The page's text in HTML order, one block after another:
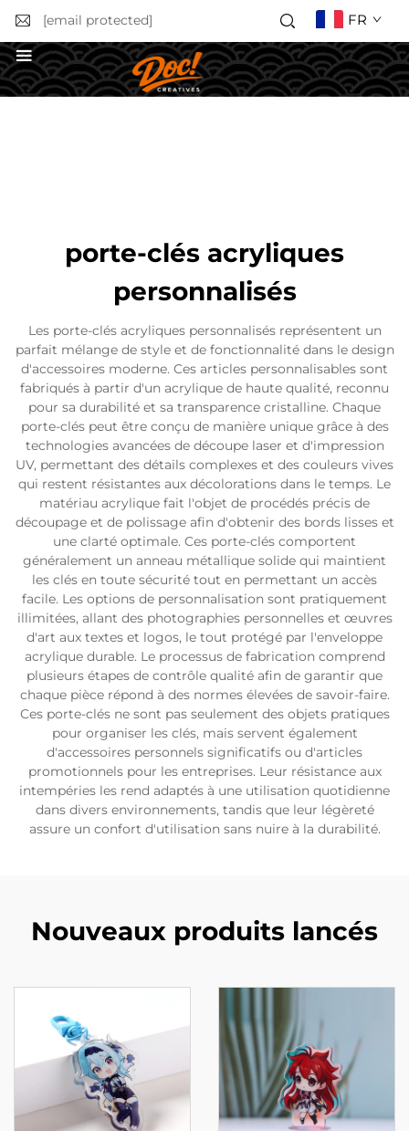
[email protected] FR
porte-clés acryliques
personnalisés
Les porte-clés acryliques personnalisés représentent un
parfait mélange de style et de fonctionnalité dans le design
d'accessoires moderne. Ces articles personnalisables sont
fabriqués à partir d'un acrylique de haute qualité, reconnu
pour sa durabilité et sa transparence cristalline. Chaque
porte-clés peut être conçu de manière unique grâce à des
technologies avancées de découpe laser et d'impression
UV, permettant des détails complexes et des couleurs vives
qui restent résistantes aux décolorations dans le temps. Le
matériau acrylique fait l'objet de procédés précis de
découpage et de polissage afin d'obtenir des bords lisses et
une clarté optimale. Ces porte-clés comportent
généralement un anneau métallique solide qui maintient
les clés en toute sécurité tout en permettant un accès
facile. Les options de personnalisation sont pratiquement
illimitées, allant des photographies personnelles et œuvres
d'art aux textes et logos, le tout protégé par l'enveloppe
acrylique durable. Le processus de fabrication comprend
plusieurs étapes de contrôle qualité afin de garantir que
chaque pièce répond à des normes élevées de savoir-faire.
Ces porte-clés ne sont pas seulement des objets pratiques
pour organiser les clés, mais servent également
d'accessoires personnels significatifs ou d'articles
promotionnels pour les entreprises. Leur résistance aux
intempéries les rend adaptés à une utilisation quotidienne
dans divers environnements, tandis que leur légèreté
assure un confort d'utilisation sans nuire à la durabilité.
Nouveaux produits lancés